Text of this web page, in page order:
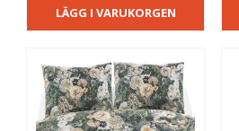
LÄGG I VARUKORGEN